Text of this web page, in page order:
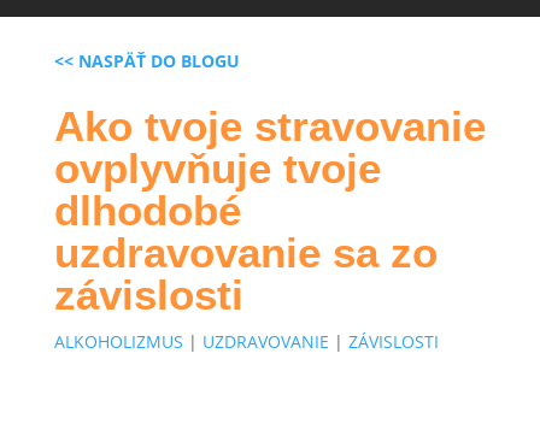
<< NASPÄŤ DO BLOGU
Ako tvoje stravovanie
ovplyvňuje tvoje
dlhodobé
uzdravovanie sa zo
závislosti
ALKOHOLIZMUS | UZDRAVOVANIE | ZÁVISLOSTI